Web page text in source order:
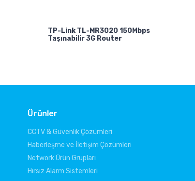
TP-Link TL-MR3020 150Mbps
Taşınabilir 3G Router
Ürünler
CCTV & Güvenlik Çözümleri
Haberleşme ve İletişim Çözümleri
Network Ürün Grupları
Hırsız Alarm Sistemleri